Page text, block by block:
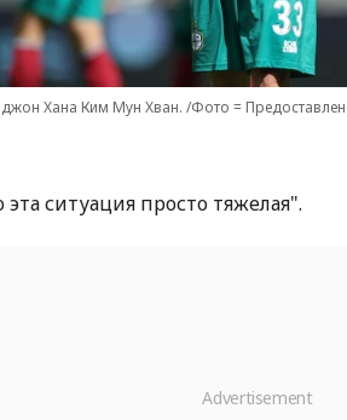
Хана Ким Мун Хван. /Фото =
ситуация просто тяжелая".